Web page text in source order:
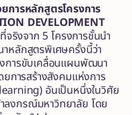
การหลักสูตรโครงการ
DEVELOPMENT
จริงจาก 5 โครงการชั้นนำ
หลักสูตรพิเศษครั้งนี้ว่า
การขับเคลื่อนแผนพัฒนา
การสร้างสังคมแห่งการ
อันเป็นหนึ่งในวิศัย
งกรณ์มหาวิทยาลัย โดย